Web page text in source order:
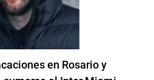
en Rosario y